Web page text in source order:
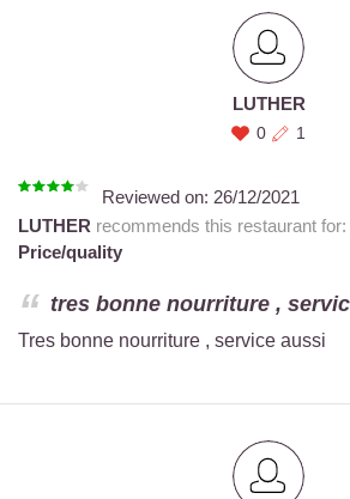
LUTHER
0 1
Reviewed on: 26/12/2021
LUTHER recommends this restaurant for:
Price/quality
tres bonne nourriture ,
Tres bonne nourriture , service aussi